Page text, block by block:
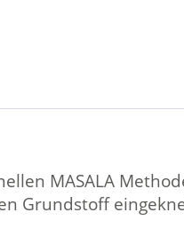
MASALA
Grundstoff